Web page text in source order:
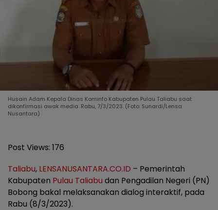
Husain Adam Kepala Dinas Kominfo Kabupaten Pulau Taliabu saat
dikonfirmasi awak media. Rabu, 7/3/2023. (Foto: Sunardi/Lensa
Nusantara)
Post Views: 176
Taliabu, LENSANUSANTARA.CO.ID – Pemerintah
Kabupaten Pulau Taliabu dan Pengadilan Negeri (PN)
Bobong bakal melaksanakan dialog interaktif, pada
Rabu (8/3/2023).